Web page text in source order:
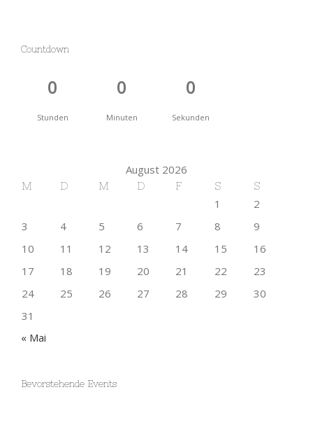
D F
1
2
8
9
10
11 12 13 14 15
16
17
18 19 20 21 22
23
24
25 26 27 28 29
30
31
« Mai